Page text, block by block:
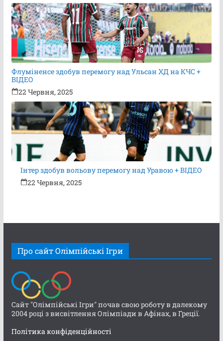
Флуміненсе здобув перемогу над Ульсан ХД на КЧС +
ВІДЕО
22 Червня, 2025
Інтер здобув вольову перемогу над Уравою + ВІДЕО
22 Червня, 2025
Про сайт Олімпійські Ігри
Сайт "Олімпійські Ігри" почав свою роботу в далекому
2004 році з висвітлення Олімпіади в Афінах, в Греції.
Політика конфіденційності